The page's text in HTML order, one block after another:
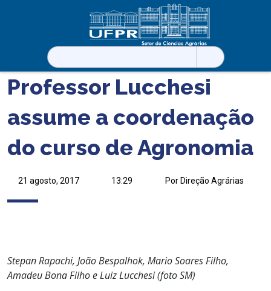
Pesquisar
por:
Professor Lucchesi
assume a coordenação
do curso de Agronomia
21 agosto, 2017 13:29 Por Direção Agrárias
Stepan Rapachi, João Bespalhok, Mario Soares Filho,
Amadeu Bona Filho e Luiz Lucchesi (foto SM)